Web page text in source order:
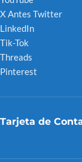
X Antes Twitter
LinkedIn
Tik-Tok
Threads
Pinterest
Tarjeta de